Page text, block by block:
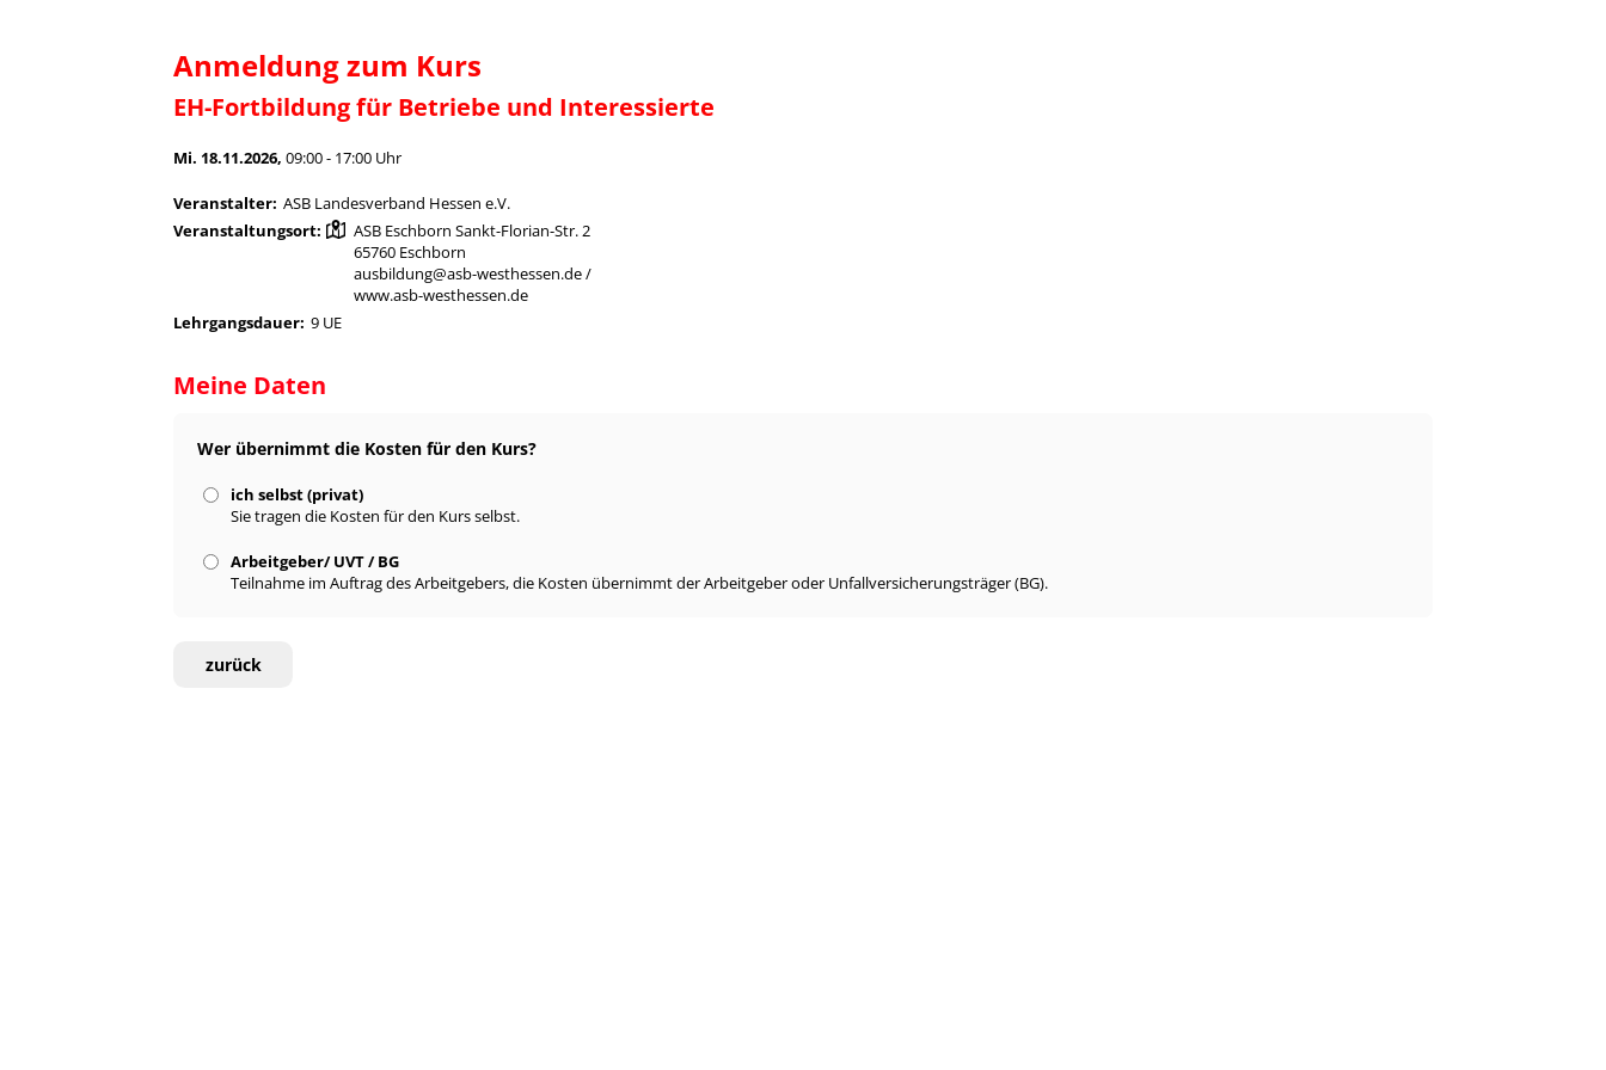
Anmeldung zum Kurs
EH-Fortbildung für Betriebe und Interessierte
Mi. 18.11.2026,09:00 - 17:00 Uhr
Veranstalter: ASB Landesverband Hessen e.V.
Veranstaltungsort:
ASB Eschborn Sankt-Florian-Str. 2
65760 Eschborn
ausbildung@asb-westhessen.de /
www.asb-westhessen.de
Lehrgangsdauer: 9 UE
Meine Daten
Wer übernimmt die Kosten für den Kurs?
ich selbst (privat)
Sie tragen die Kosten für den Kurs selbst.
Arbeitgeber/ UVT / BG
Teilnahme im Auftrag des Arbeitgebers, die Kosten übernimmt der Arbeitgeber oder Unfallversicherungsträger (BG).
zurück